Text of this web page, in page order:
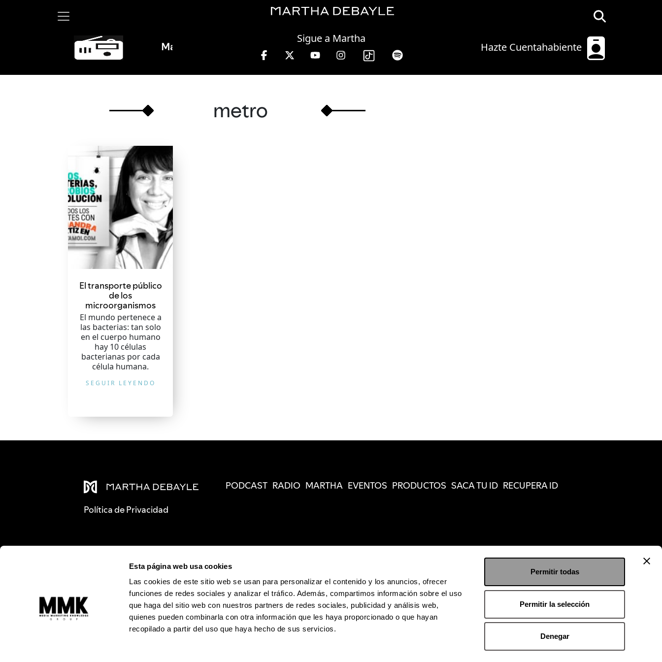
Esta página web usa cookies
Las cookies de este sitio web se usan para personalizar el contenido y los anuncios, ofrecer
funciones de redes sociales y analizar el tráfico. Además, compartimos información sobre el uso
que haga del sitio web con nuestros partners de redes sociales, publicidad y análisis web,
quienes pueden combinarla con otra información que les haya proporcionado o que hayan
recopilado a partir del uso que haya hecho de sus servicios.
Permitir todas
Permitir la selección
Denegar
Hazte Cuentahabiente
Sigue a Martha
Martha Debayle en W, lunes a viernes de 10 a 13 hrs.
metro
El transporte público
de los
microorganismos
El mundo pertenece a
las bacterias: tan solo
en el cuerpo humano
hay 10 células
bacterianas por cada
célula humana.
SEGUIR LEYENDO
Política de Privacidad
PODCAST RADIO MARTHA EVENTOS PRODUCTOS SACA TU ID RECUPERA ID